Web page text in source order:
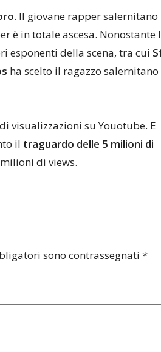
. Il giovane rapper salernitano
è in totale ascesa. Nonostante
esponenti della scena, tra cui
ha scelto il ragazzo
visualizzazioni su Youotube. E
il traguardo delle 5 milioni di
di views.
sono contrassegnati *